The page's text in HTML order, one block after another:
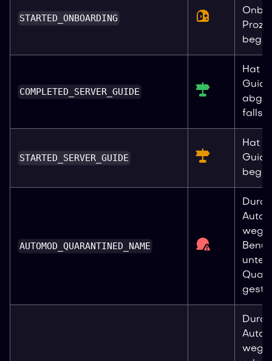
STARTED_ONBOARDING
COMPLETED_SERVER_GUIDE
Hat
Guide
falls
STARTED_SERVER_GUIDE
Hat
Guide
AUTOMOD_QUARANTINED_NAME
unter